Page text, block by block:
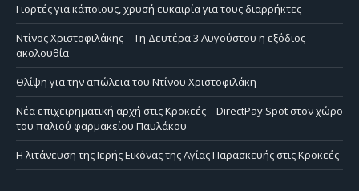
Γιορτές για κάποιους, χρυσή ευκαιρία για τους διαρρήκτες
Ντίνος Χριστοφιλάκης – Τη Δευτέρα 3 Αυγούστου η εξόδιος
ακολουθία
Θλίψη για την απώλεια του Ντίνου Χριστοφιλάκη
Νέα επιχειρηματική αρχή στις Κροκεές – DirectPay Spot στον χώρο
του παλιού φαρμακείου Παυλάκου
Η λιτάνευση της Ιερής Εικόνας της Αγίας Παρασκευής στις Κροκεές